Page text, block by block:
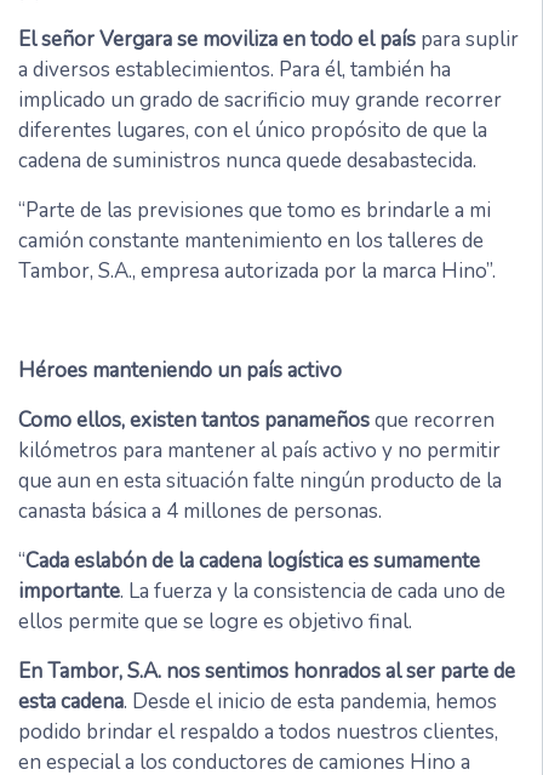
El señor Vergara se moviliza en todo el país para suplir
a diversos establecimientos. Para él, también ha
implicado un grado de sacrificio muy grande recorrer
diferentes lugares, con el único propósito de que la
cadena de suministros nunca quede desabastecida.
“Parte de las previsiones que tomo es brindarle a mi
camión constante mantenimiento en los talleres de
Tambor, S.A., empresa autorizada por la marca Hino”.
Héroes manteniendo un país activo
Como ellos, existen tantos panameñosque recorren
kilómetros para mantener al país activo y no permitir
que aun en esta situación falte ningún producto de la
canasta básica a 4 millones de personas.
“Cada eslabón de la cadena logística es sumamente
importante. La fuerza y la consistencia de cada uno de
ellos permite que se logre es objetivo final.
En Tambor, S.A. nos sentimos honrados al ser parte de
esta cadena. Desde el inicio de esta pandemia, hemos
podido brindar el respaldo a todos nuestros clientes,
en especial a los conductores de camiones Hino a